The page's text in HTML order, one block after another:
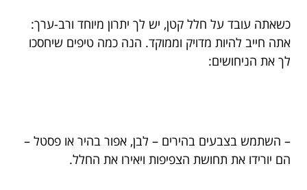
כשאתה עובד על חלל קטן, יש לך יתרון מיוחד ורב-ערך:
אתה חייב להיות מדויק וממוקד. הנה כמה טיפים שיחסכו
לך את הניחושים:
– השתמש בצבעים בהירים – לבן, אפור בהיר או פסטל –
הם יורידו את תחושת הצפיפות ויאירו את החלל.